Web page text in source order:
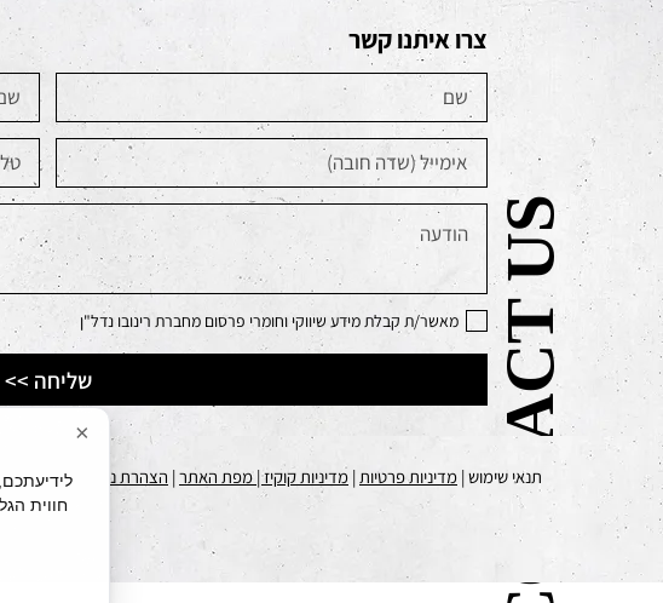
×
חווית
צרו איתנו קשר
מאשר/ת קבלת מידע שיווקי וחומרי פרסום מחברת רינובו נדל"ן
<< שליחה CONTACT US
תנאי שימוש | מדיניות פרטיות| מדיניות קוקיז| מפת האתר| הצהרת נגישות